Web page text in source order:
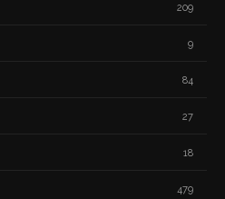
209
9
84
27
18
479